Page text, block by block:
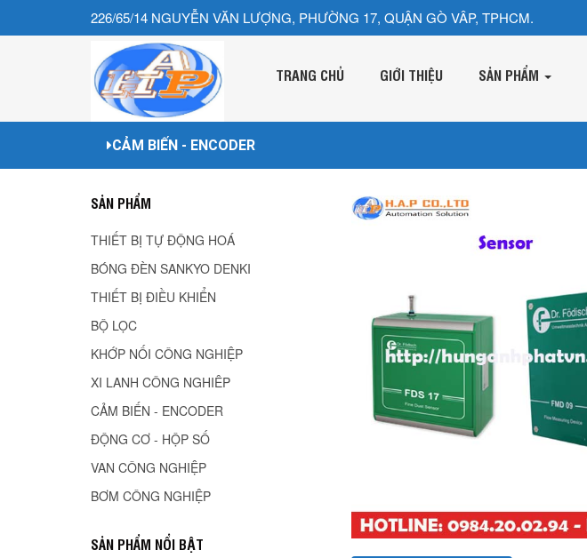
226/65/14 NGUYỄN VĂN LƯỢNG, PHƯỜNG 17, QUẬN GÒ VÂP, TPHCM.
TRANG CHỦ GIỚI THIỆU SẢN PHẨM
CẢM BIẾN - ENCODER
SẢN PHẨM
THIẾT BỊ TỰ ĐỘNG HOÁ
BÓNG ĐÈN SANKYO DENKI
THIẾT BỊ ĐIỀU KHIỂN
BỘ LỌC
KHỚP NỐI CÔNG NGHIỆP
XI LANH CÔNG NGHIÊP
CẢM BIẾN - ENCODER
ĐỘNG CƠ - HỘP SỐ
VAN CÔNG NGHIỆP
BƠM CÔNG NGHIỆP
SẢN PHẨM NỔI BẬT